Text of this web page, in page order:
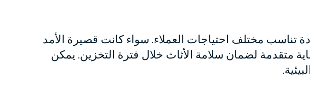
تناسب مختلف احتياجات العملاء. سواء كانت قصيرة الأمد
متقدمة لضمان سلامة الأثاث خلال فترة التخزين. يمكن